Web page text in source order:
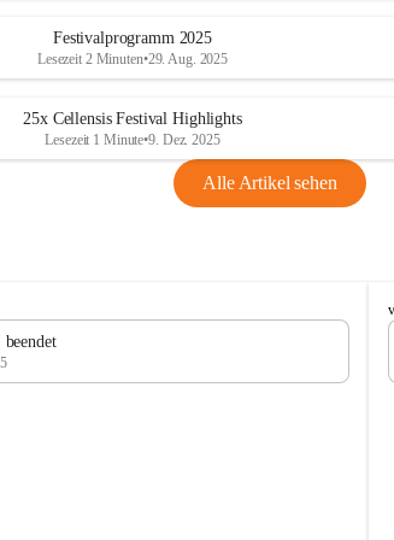
Festivalprogramm 2025
Lesezeit 2 Minuten•29. Aug. 2025
25x Cellensis Festival Highlights
Lesezeit 1 Minute•9. Dez. 2025
Alle Artikel sehen
e
l